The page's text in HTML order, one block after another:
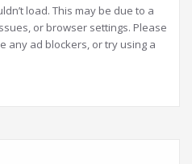
load. This may be due to a
or browser settings. Please
any ad blockers, or try using a